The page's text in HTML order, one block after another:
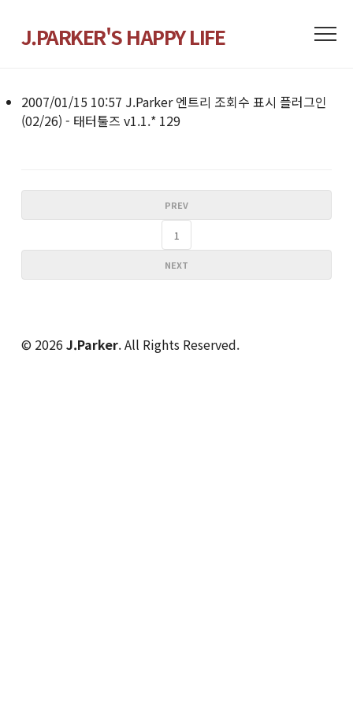
J.PARKER'S HAPPY LIFE
2007/01/15 10:57 J.Parker 엔트리 조회수 표시 플러그인
(02/26) - 태터툴즈 v1.1.* 129
PREV
1
NEXT
© 2026 J.Parker. All Rights Reserved.